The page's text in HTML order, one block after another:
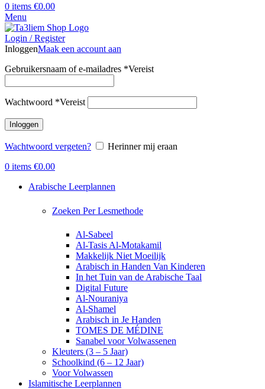
0 items €0.00
Menu
Login / Register
InloggenMaak een account aan
Gebruikersnaam of e-mailadres *Vereist
Wachtwoord *Vereist
Inloggen
Wachtwoord vergeten?
Herinner mij eraan
0 items €0.00
Arabische Leerplannen
Zoeken Per Lesmethode
Al-Sabeel
Al-Tasis Al-Motakamil
Makkelijk Niet Moeilijk
Arabisch in Handen Van Kinderen
In het Tuin van de Arabische Taal
Digital Future
Al-Nouraniya
Al-Shamel
Arabisch in Je Handen
TOMES DE MÉDINE
Sanabel voor Volwassenen
Kleuters (3 – 5 Jaar)
Schoolkind (6 – 12 Jaar)
Voor Volwassen
Islamitische Leerplannen